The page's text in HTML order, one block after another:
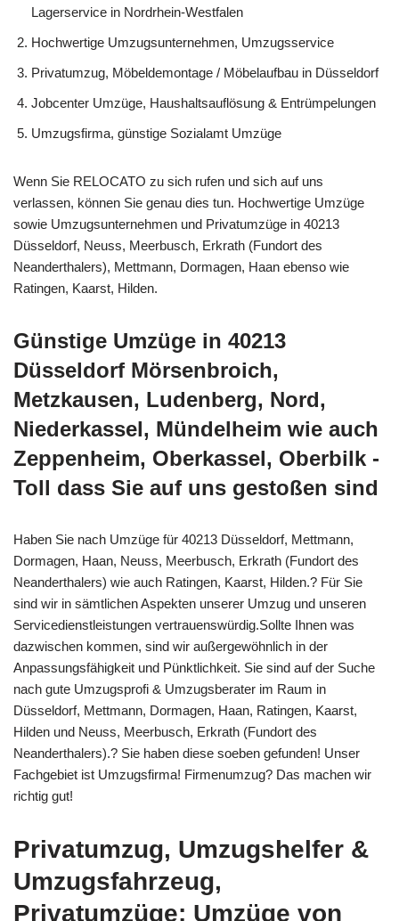
Lagerservice in Nordrhein-Westfalen
Hochwertige Umzugsunternehmen, Umzugsservice
Privatumzug, Möbeldemontage / Möbelaufbau in Düsseldorf
Jobcenter Umzüge, Haushaltsauflösung & Entrümpelungen
Umzugsfirma, günstige Sozialamt Umzüge
Wenn Sie RELOCATO zu sich rufen und sich auf uns
verlassen, können Sie genau dies tun. Hochwertige Umzüge
sowie Umzugsunternehmen und Privatumzüge in 40213
Düsseldorf, Neuss, Meerbusch, Erkrath (Fundort des
Neanderthalers), Mettmann, Dormagen, Haan ebenso wie
Ratingen, Kaarst, Hilden.
Günstige Umzüge in 40213
Düsseldorf Mörsenbroich,
Metzkausen, Ludenberg, Nord,
Niederkassel, Mündelheim wie auch
Zeppenheim, Oberkassel, Oberbilk -
Toll dass Sie auf uns gestoßen sind
Haben Sie nach Umzüge für 40213 Düsseldorf, Mettmann,
Dormagen, Haan, Neuss, Meerbusch, Erkrath (Fundort des
Neanderthalers) wie auch Ratingen, Kaarst, Hilden.? Für Sie
sind wir in sämtlichen Aspekten unserer Umzug und unseren
Servicedienstleistungen vertrauenswürdig.Sollte Ihnen was
dazwischen kommen, sind wir außergewöhnlich in der
Anpassungsfähigkeit und Pünktlichkeit. Sie sind auf der Suche
nach gute Umzugsprofi & Umzugsberater im Raum in
Düsseldorf, Mettmann, Dormagen, Haan, Ratingen, Kaarst,
Hilden und Neuss, Meerbusch, Erkrath (Fundort des
Neanderthalers).? Sie haben diese soeben gefunden! Unser
Fachgebiet ist Umzugsfirma! Firmenumzug? Das machen wir
richtig gut!
Privatumzug, Umzugshelfer &
Umzugsfahrzeug,
Privatumzüge: Umzüge von